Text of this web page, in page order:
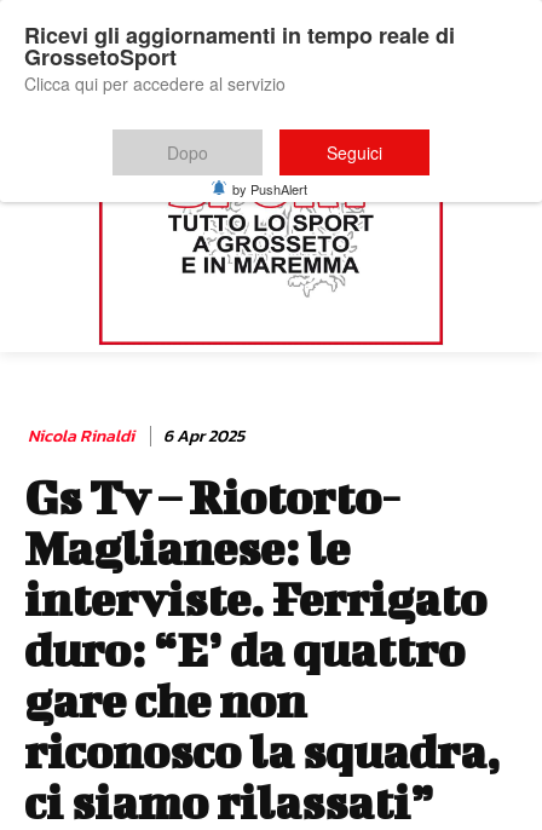
Nicola Rinaldi 6 Apr 2025
Gs Tv – Riotorto-
Maglianese: le
interviste. Ferrigato
duro: “E’ da quattro
gare che non
riconosco la squadra,
ci siamo rilassati”
Ricevi gli aggiornamenti in tempo reale di
GrossetoSport
Clicca qui per accedere al servizio
Dopo Seguici
by PushAlert